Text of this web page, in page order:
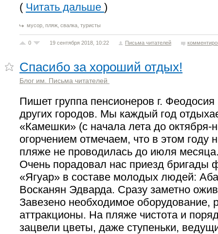
( Читать дальше )
мусор, пляж, свалка, туристы
0 19 сентября 2018, 10:22 Письма читателей
Спасибо за хороший отдых!
Блог им. Письма читателей
Пишет группа пенсионеров г.
других городов. Мы каждый год
«Камешки» (с начала лета до
огорчением отмечаем, что в этом году
пляже не проводилась до июля
Очень порадовал нас приезд
«Ягуар» в составе молодых людей:
Восканян Эдварда. Сразу заметно
Завезено необходимое оборудование,
аттракционы. На пляже чистота и
зацвели цветы, даже ступеньки,